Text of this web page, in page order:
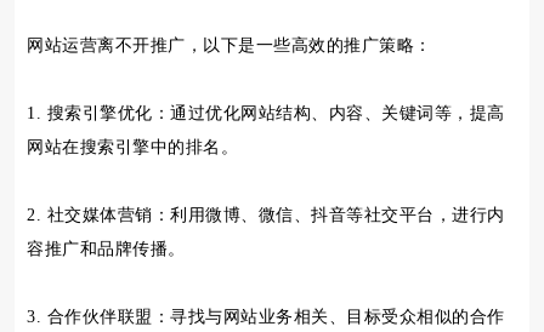
网站运营离不开推广，以下是一些高效的推广策略：
1. 搜索引擎优化：通过优化网站结构、内容、关键词等，提高
网站在搜索引擎中的排名。
2. 社交媒体营销：利用微博、微信、抖音等社交平台，进行内
容推广和品牌传播。
3. 合作伙伴联盟：寻找与网站业务相关、目标受众相似的合作